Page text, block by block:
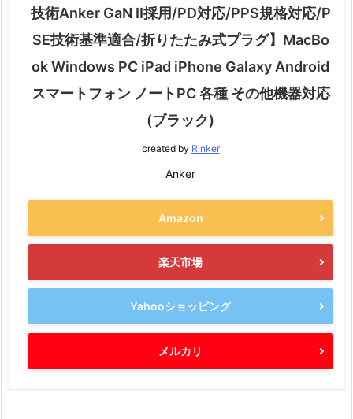
技術Anker GaN II採用/PD対応/PPS規格対応/P
SE技術基準適合/折りたたみ式プラグ】MacBo
ok Windows PC iPad iPhone Galaxy Android
スマートフォン ノートPC 各種 その他機器対応
(ブラック)
created by Rinker
Anker
Amazon
楽天市場
Yahooショッピング
メルカリ